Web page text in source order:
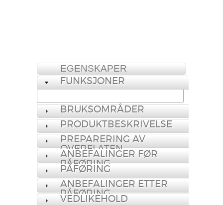
EGENSKAPER
FUNKSJONER
BRUKSOMRÅDER
PRODUKTBESKRIVELSE
PREPARERING AV
OVERFLATEN
ANBEFALINGER FØR
PÅFØRING
PÅFØRING
ANBEFALINGER ETTER
PÅFØRING
VEDLIKEHOLD